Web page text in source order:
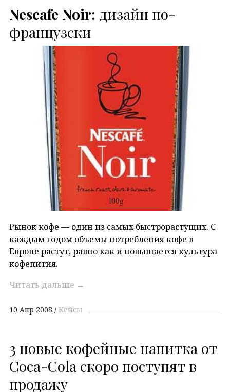
Nescafe Noir: дизайн по-
французски
Рынок кофе — один из самых быстрорастущих. С
каждым годом объемы потребления кофе в
Европе растут, равно как и повышается культура
кофепития.
Читать дальше →
10 Апр 2008 Кейсы
3 новые кофейные напитка от
Coca-Cola скоро поступят в
продажу